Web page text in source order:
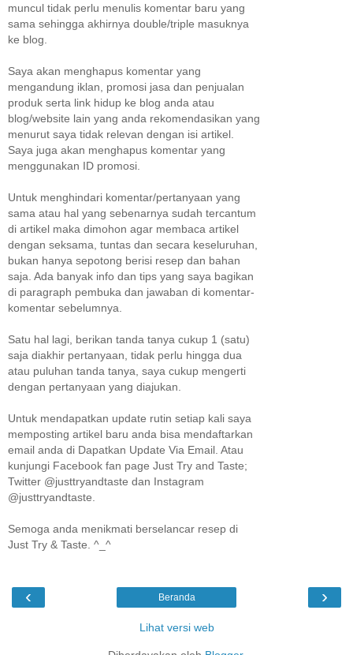
muncul tidak perlu menulis komentar baru yang
sama sehingga akhirnya double/triple masuknya
ke blog.
Saya akan menghapus komentar yang
mengandung iklan, promosi jasa dan penjualan
produk serta link hidup ke blog anda atau
blog/website lain yang anda rekomendasikan yang
menurut saya tidak relevan dengan isi artikel.
Saya juga akan menghapus komentar yang
menggunakan ID promosi.
Untuk menghindari komentar/pertanyaan yang
sama atau hal yang sebenarnya sudah tercantum
di artikel maka dimohon agar membaca artikel
dengan seksama, tuntas dan secara keseluruhan,
bukan hanya sepotong berisi resep dan bahan
saja. Ada banyak info dan tips yang saya bagikan
di paragraph pembuka dan jawaban di komentar-
komentar sebelumnya.
Satu hal lagi, berikan tanda tanya cukup 1 (satu)
saja diakhir pertanyaan, tidak perlu hingga dua
atau puluhan tanda tanya, saya cukup mengerti
dengan pertanyaan yang diajukan.
Untuk mendapatkan update rutin setiap kali saya
memposting artikel baru anda bisa mendaftarkan
email anda di Dapatkan Update Via Email. Atau
kunjungi Facebook fan page Just Try and Taste;
Twitter @justtryandtaste dan Instagram
@justtryandtaste.
Semoga anda menikmati berselancar resep di
Just Try & Taste. ^_^
‹ ›
Beranda
Lihat versi web